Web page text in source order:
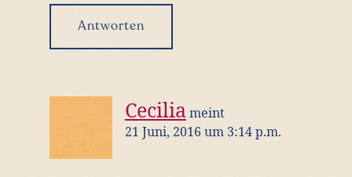
Antworten
Cecilia meint
21 Juni, 2016 um 3:14 p.m.